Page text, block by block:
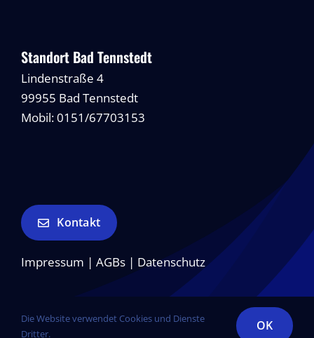
Standort Bad Tennstedt
Lindenstraße 4
99955 Bad Tennstedt
Mobil: 0151/67703153
Kontakt
Impressum | AGBs| Datenschutz
Die Website verwendet Cookies und Dienste
Dritter.
OK